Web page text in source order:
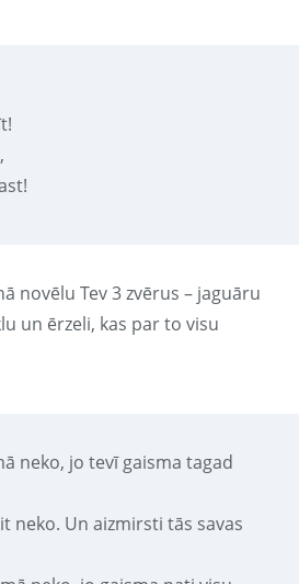
novēlu Tev 3 zvērus – jaguāru
un ērzeli, kas par to visu
neko, jo tevī gaisma tagad
neko. Un aizmirsti tās savas